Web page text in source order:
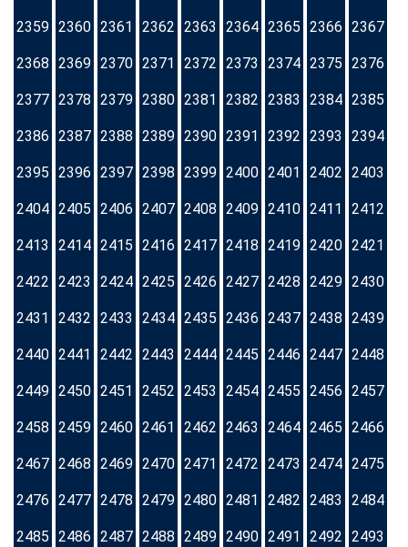
2359 2360 2361 2362 2363 2364 2365 2366 2367
2368 2369 2370 2371 2372 2373 2374 2375 2376
2377 2378 2379 2380 2381 2382 2383 2384 2385
2386 2387 2388 2389 2390 2391 2392 2393 2394
2395 2396 2397 2398 2399 2400 2401 2402 2403
2404 2405 2406 2407 2408 2409 2410 2411 2412
2413 2414 2415 2416 2417 2418 2419 2420 2421
2422 2423 2424 2425 2426 2427 2428 2429 2430
2431 2432 2433 2434 2435 2436 2437 2438 2439
2440 2441 2442 2443 2444 2445 2446 2447 2448
2449 2450 2451 2452 2453 2454 2455 2456 2457
2458 2459 2460 2461 2462 2463 2464 2465 2466
2467 2468 2469 2470 2471 2472 2473 2474 2475
2476 2477 2478 2479 2480 2481 2482 2483 2484
2485 2486 2487 2488 2489 2490 2491 2492 2493